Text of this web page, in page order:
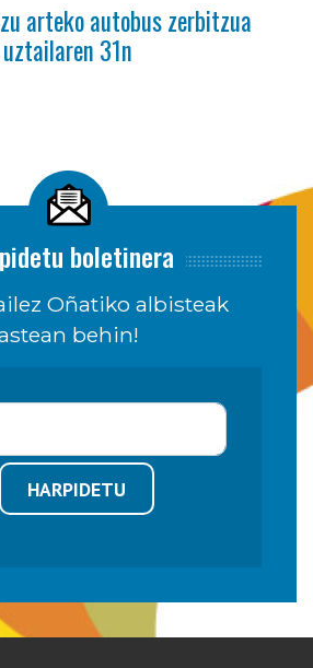
arteko autobus zerbitzua
31n
boletinera
Oñatiko albisteak
behin!
HARPIDETU